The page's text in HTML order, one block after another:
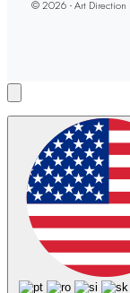
© 2026 - Art Direction